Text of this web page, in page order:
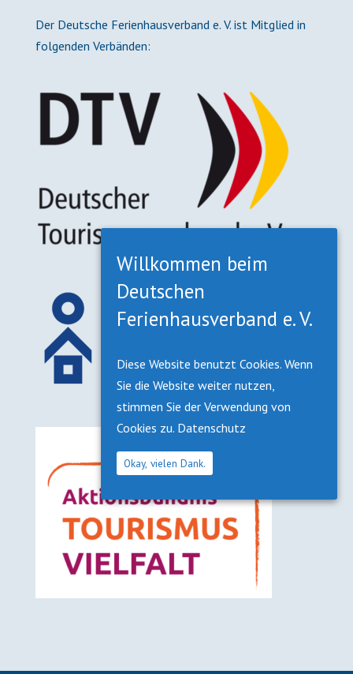
Der Deutsche Ferienhausverband e. V. ist Mitglied in
folgenden Verbänden:
Willkommen beim
Deutschen
Ferienhausverband e. V.
Diese Website benutzt Cookies. Wenn
Sie die Website weiter nutzen,
stimmen Sie der Verwendung von
Cookies zu. Datenschutz
Okay, vielen Dank.